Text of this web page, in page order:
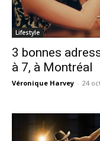
Lifestyle
3 bonnes
à 7, à Montréal
Véronique Harvey - 24